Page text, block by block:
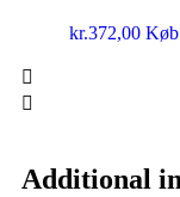
kr.372,00
Additional